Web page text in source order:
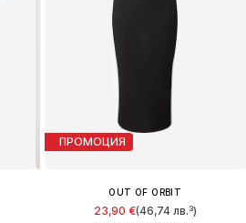
ПРОМОЦИЯ
OUT OF ORBIT
23,90 €(46,74 лв.³)